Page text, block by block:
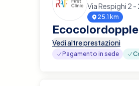
Via Respighi 2
25.1 km
Vedi altre prestazioni
Pagamento in sede